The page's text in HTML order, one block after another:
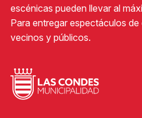
escénicas pueden llevar al
Para entregar espectáculos
vecinos y públicos.